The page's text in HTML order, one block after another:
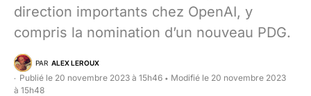
direction importants chez OpenAI, y
compris la nomination d’un nouveau PDG.
PAR ALEX LEROUX
Publié le 20 novembre 2023 à 15h46 • Modifié le 20 novembre 2023
à 15h48